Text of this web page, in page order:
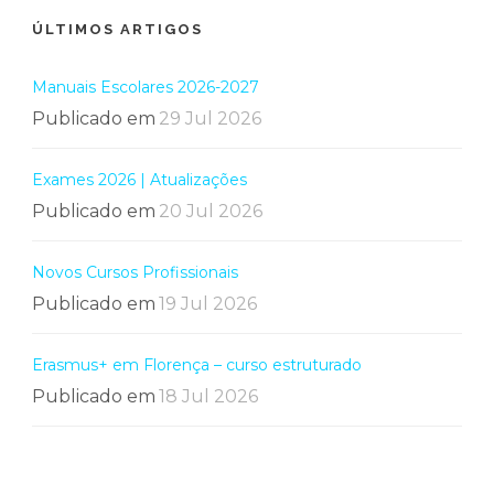
ÚLTIMOS ARTIGOS
Manuais Escolares 2026-2027
Publicado em 29 Jul 2026
Exames 2026 | Atualizações
Publicado em 20 Jul 2026
Novos Cursos Profissionais
Publicado em 19 Jul 2026
Erasmus+ em Florença – curso estruturado
Publicado em 18 Jul 2026